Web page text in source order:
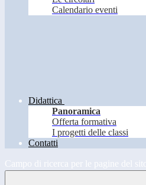
Calendario eventi
Didattica
Panoramica
Offerta formativa
I progetti delle classi
Contatti
Campo di ricerca per le pagine del